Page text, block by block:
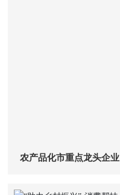
农产品化市重点龙头企业